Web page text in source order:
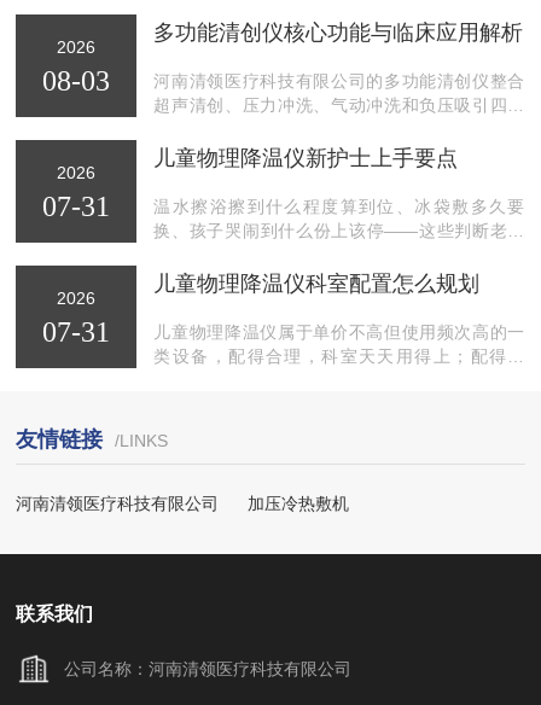
口处理需求，减轻患者痛感，提高清创效率。
2026
08-03
多功能清创仪核心功能与临床应用解析
河南清领医疗科技有限公司的多功能清创仪整合
超声清创、压力冲洗、气动冲洗和负压吸引四大
疡、褥疮、新鲜外伤等多种临床场景。
2026
07-31
儿童物理降温仪新护士上手要点
温水擦浴擦到什么程度算到位、冰袋敷多久要
换、孩子哭闹到什么份上该停——这些判断老护
清领医疗的LF-630儿童物理降温仪在儿科落地
好教了。
2026
07-31
儿童物理降温仪科室配置怎么规划
儿童物理降温仪属于单价不高但使用频次高的一
类设备，配得合理，科室天天用得上；配得随
任参考。
友情链接 /LINKS
河南清领医疗科技有限公司 加压冷热敷机
联系我们
公司名称：河南清领医疗科技有限公司